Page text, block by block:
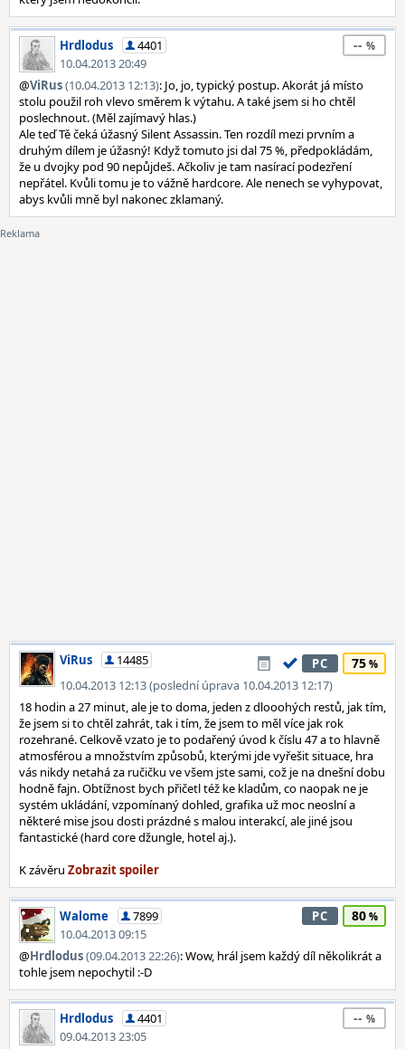
Hrdlodus
4401
10.04.2013 20:49
--
@ViRus(10.04.2013 12:13): Jo, jo, typický postup. Akorát já místo
stolu použil roh vlevo směrem k výtahu. A také jsem si ho chtěl
poslechnout. (Měl zajímavý hlas.)
Ale teď Tě čeká úžasný Silent Assassin. Ten rozdíl mezi prvním a
druhým dílem je úžasný! Když tomuto jsi dal 75 %, předpokládám,
že u dvojky pod 90 nepůjdeš. Ačkoliv je tam nasírací podezření
nepřátel. Kvůli tomu je to vážně hardcore. Ale nenech se vyhypovat,
abys kvůli mně byl nakonec zklamaný.
ViRus
14485
10.04.2013 12:13 (poslední úprava 10.04.2013 12:17)
PC 75
18 hodin a 27 minut, ale je to doma, jeden z dlooohých restů, jak tím,
že jsem si to chtěl zahrát, tak i tím, že jsem to měl více jak rok
rozehrané. Celkově vzato je to podařený úvod k číslu 47 a to hlavně
atmosférou a množstvím způsobů, kterými jde vyřešit situace, hra
vás nikdy netahá za ručičku ve všem jste sami, což je na dnešní dobu
hodně fajn. Obtížnost bych přičetl též ke kladům, co naopak ne je
systém ukládání, vzpomínaný dohled, grafika už moc neoslní a
některé mise jsou dosti prázdné s malou interakcí, ale jiné jsou
fantastické (hard core džungle, hotel aj.).
K závěru
Walome
7899
10.04.2013 09:15
PC 80
@Hrdlodus(09.04.2013 22:26): Wow, hrál jsem každý díl několikrát a
tohle jsem nepochytil :-D
Hrdlodus
4401
09.04.2013 23:05
--